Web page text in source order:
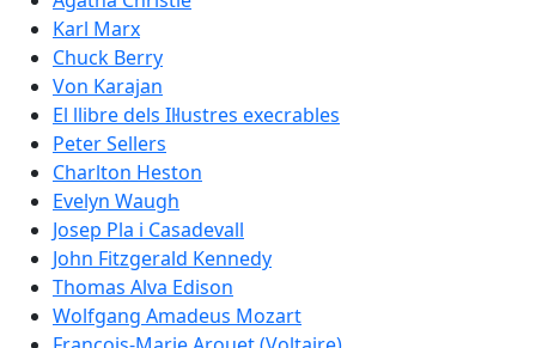
Karl Marx
Chuck Berry
Von Karajan
El llibre dels Il·lustres execrables
Peter Sellers
Charlton Heston
Evelyn Waugh
Josep Pla i Casadevall
John Fitzgerald Kennedy
Thomas Alva Edison
Wolfgang Amadeus Mozart